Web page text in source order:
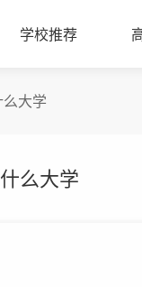
学校推荐
大学
么大学